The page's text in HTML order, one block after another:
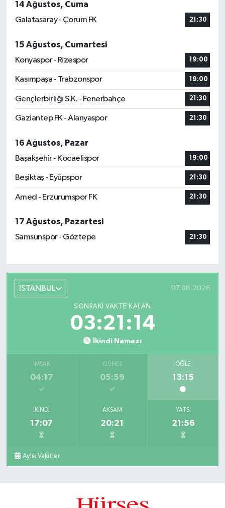
14 Ağustos, Cuma
Galatasaray - Çorum FK
21:30
15 Ağustos, Cumartesi
Konyaspor - Rizespor
19:00
Kasımpaşa - Trabzonspor 19:00
Gençlerbirliği S.K. - Fenerbahçe 21:30
Gaziantep FK - Alanyaspor 21:30
16 Ağustos, Pazar
Başakşehir - Kocaelispor
19:00
Beşiktaş - Eyüpspor 21:30
Amed - Erzurumspor FK 21:30
17 Ağustos, Pazartesi
Samsunspor - Göztepe
21:30
İSTANBUL 07.08.2026
SONRAKI VAKTE KALAN
03:21:14
İkindi Namazı
İMSAK
04:17
GÜNEŞ
05:59
ÖĞLE
13:15
İKINDI
17:07
AKŞAM
20:21
YATSI
21:56
Aylık Vakitler